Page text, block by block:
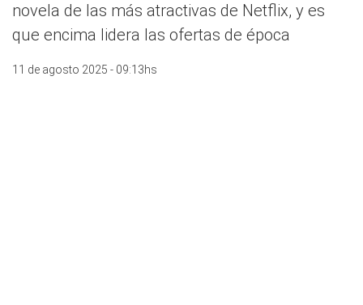
novela de las más atractivas de Netflix, y es
que encima lidera las ofertas de época
11 de agosto 2025 - 09:13hs